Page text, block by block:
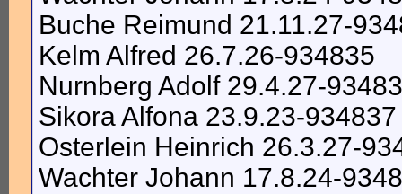
Buche Reimund 21.11.27-
Kelm Alfred 26.7.26-934835
Nurnberg Adolf 29.4.27-
Sikora Alfona 23.9.23-934837
Osterlein Heinrich 26.3.27-
Wachter Johann 17.8.24-